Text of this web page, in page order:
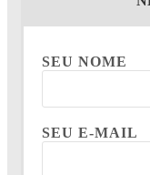
SEU NOME
SEU E-MAIL